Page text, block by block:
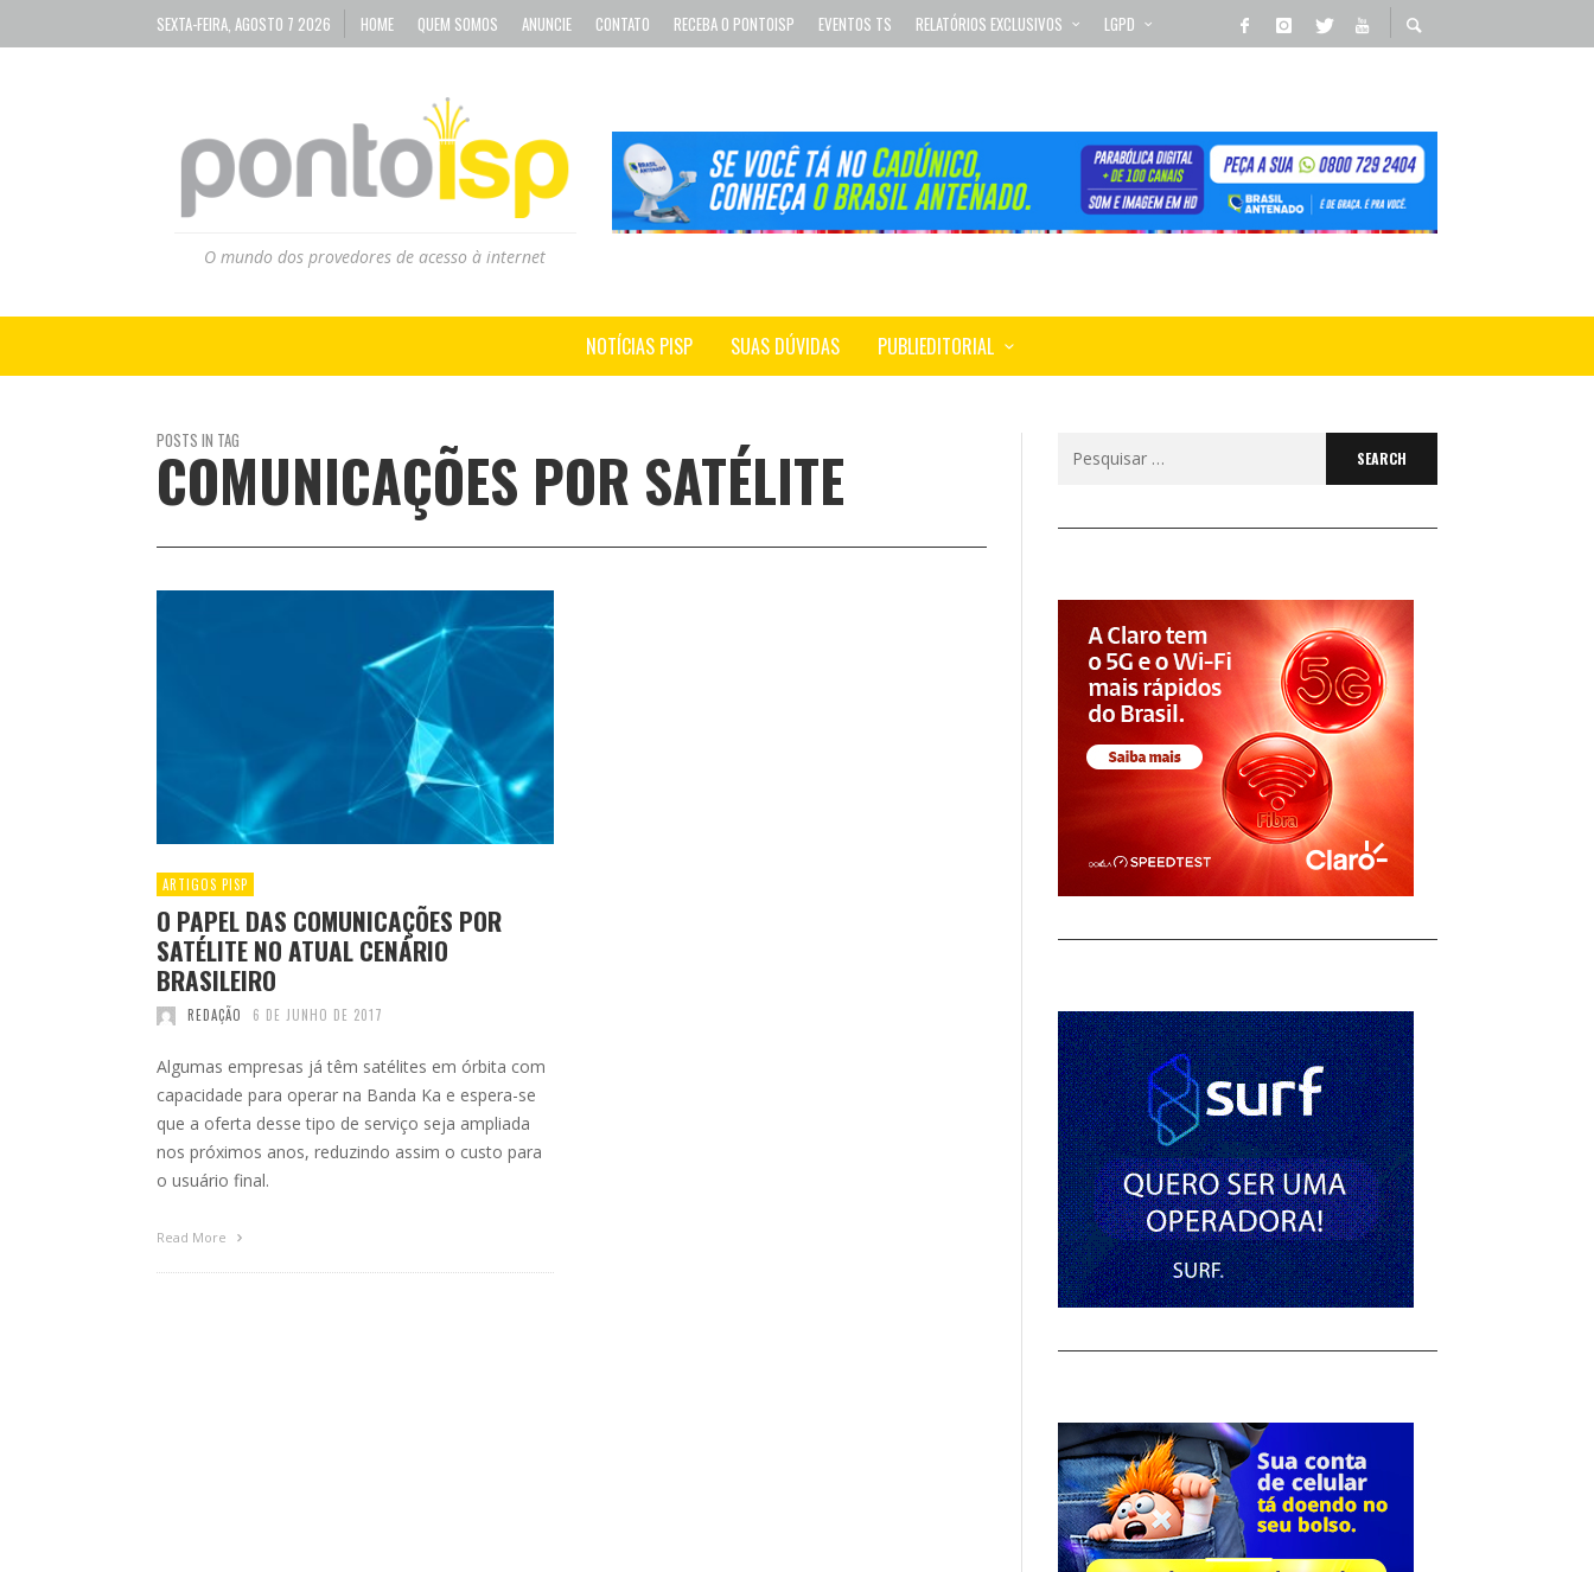
SEXTA-FEIRA, AGOSTO 7 2026 HOME QUEM SOMOS ANUNCIE CONTATO RECEBA O PONTOISP EVENTOS TS RELATÓRIOS EXCLUSIVOS LGPD
O mundo dos provedores de acesso à internet
NOTÍCIAS PISP SUAS DÚVIDAS PUBLIEDITORIAL
POSTS IN TAG
COMUNICAÇÕES POR SATÉLITE
ARTIGOS PISP
O PAPEL DAS COMUNICAÇÕES POR
SATÉLITE NO ATUAL CENÁRIO
BRASILEIRO
REDAÇÃO 6 DE JUNHO DE 2017
Algumas empresas já têm satélites em órbita com
capacidade para operar na Banda Ka e espera-se
que a oferta desse tipo de serviço seja ampliada
nos próximos anos, reduzindo assim o custo para
o usuário final.
Read More